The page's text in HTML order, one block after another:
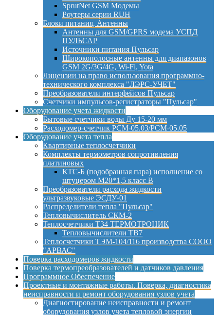
SprutNet GSM Модемы
Роутеры серии RUH
Блоки питания, Антенны
Антенны для GSM/GPRS модема УСПД
ПУЛЬСАР
Источники питания Пульсар
Широкополосные антенны для диапазонов
GSM 2G/3G/4G, Wi-Fi, Yota
Лицензии на право использования программно-
технического комплекса "ЛЭРС-УЧЕТ"
Преобразователи интерфейсов Пульсар
Счетчики импульсов-регистраторы "Пульсар"
Оборудование учета жидкости
Бытовые счетчики воды Ду 15-20 мм
Расходомер-счетчик РСМ-05.03/РСМ-05.05
Оборудование учета тепла
Квартирные теплосчетчики
Комплекты термометров сопротивления
платиновых
КТС-Б (подобранная пара) исполнение со
штуцером М20*1,5 класс B
Преобразователи расхода жидкости
ультразвуковые ЭСДУ-01
Распределители тепла "Пульсар"
Тепловычислитель СКМ-2
Теплосчетчики Т34 ТЕРМОТРОНИК
Тепловычислители ТВ7
Теплосчетчики ТЭМ-104/116 производства СООО
"АРВАС"
Поверка расходомеров жидкости
Поверка термопреобразователей и датчиков давления
Программное Обеспечение
Проектные и монтажные работы. Поверка, диагностика
неисправности и ремонт оборудования узлов учета
Диагностирование неисправности и ремонт
оборудования узлов учета тепловой энергии